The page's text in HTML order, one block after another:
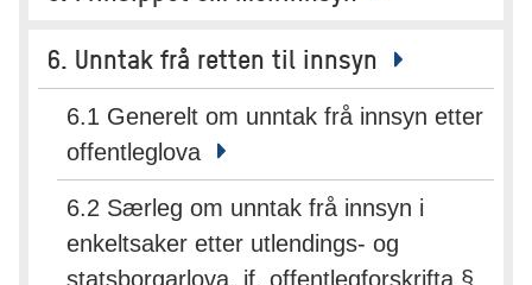
6. Unntak frå retten til innsyn
6.1 Generelt om unntak frå innsyn etter
offentleglova
6.2 Særleg om unntak frå innsyn i
enkeltsaker etter utlendings- og
statsborgarlova, jf. offentlegforskrifta §